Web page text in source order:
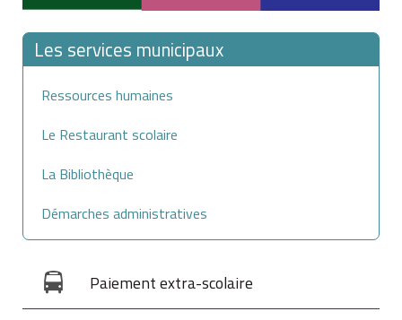
Les services municipaux
Ressources humaines
Le Restaurant scolaire
La Bibliothèque
Démarches administratives
Paiement extra-scolaire